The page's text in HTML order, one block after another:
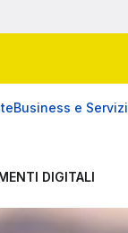
Business e Servizi
DIGITALI